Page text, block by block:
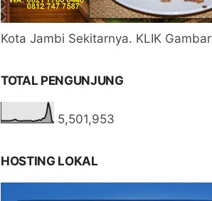
Kota Jambi Sekitarnya. KLIK Gambar
TOTAL PENGUNJUNG
5,501,953
HOSTING LOKAL